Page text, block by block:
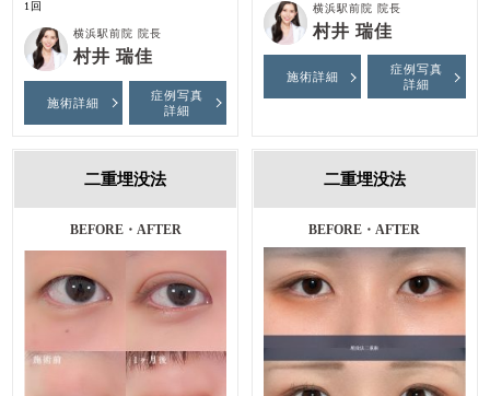
1回
横浜駅前院 院長
村井 瑞佳
施術詳細
症例写真
詳細
横浜駅前院 院長
村井 瑞佳
施術詳細
症例写真
詳細
二重埋没法
施術前・施術後・１ヶ月後
二重埋没法
BEFORE・AFTER